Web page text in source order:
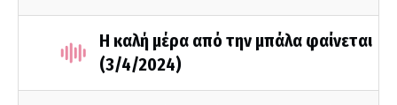
Η καλή μέρα από την μπάλα φαίνεται
(3/4/2024)